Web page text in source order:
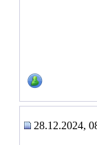
28.12.2024,